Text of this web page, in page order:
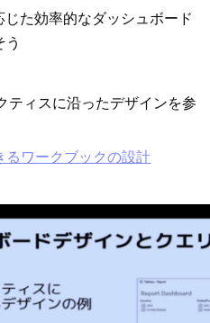
た効率的なダッシュボード
ティスに沿ったデザインを参
るワークブックの設計